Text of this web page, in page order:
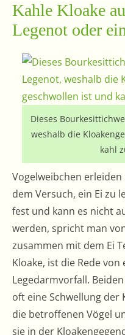
Kahle Kloake
Legenot oder
Dieses
weshalb die
kahl
Vogelweibchen
dem Versuch, ein Ei zu
fest und kann es nicht
werden, spricht man
zusammen mit dem Ei
Kloake, ist die Rede
Legedarmvorfall.
oft eine Schwellung der
die betroffenen Vögel
sie in der